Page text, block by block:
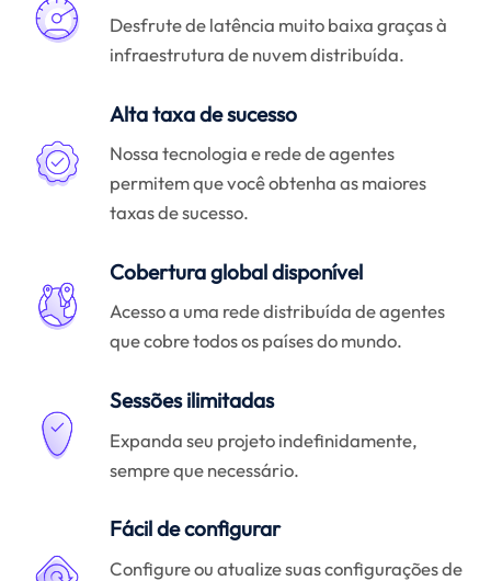
Desfrute de latência muito baixa graças à
infraestrutura de nuvem distribuída.
Alta taxa de sucesso
Nossa tecnologia e rede de agentes
permitem que você obtenha as maiores
taxas de sucesso.
Cobertura global disponível
Acesso a uma rede distribuída de agentes
que cobre todos os países do mundo.
Sessões ilimitadas
Expanda seu projeto indefinidamente,
sempre que necessário.
Fácil de configurar
Configure ou atualize suas configurações de